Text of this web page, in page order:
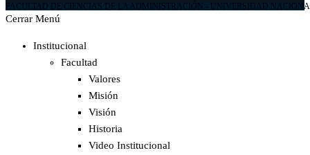
FACULTAD DE CIENCIAS DE LA ADMINISTRACIÓN - UNIVERSIDAD
Cerrar Menú
Institucional
Facultad
Valores
Misión
Visión
Historia
Video Institucional